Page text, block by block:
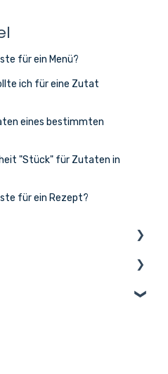
für ein Menü?
ich für eine Zutat
eines bestimmten
"Stück" für Zutaten in
für ein Rezept?